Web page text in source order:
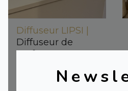
Diffuseur LIPSI |
Diffuseur de
parfum en